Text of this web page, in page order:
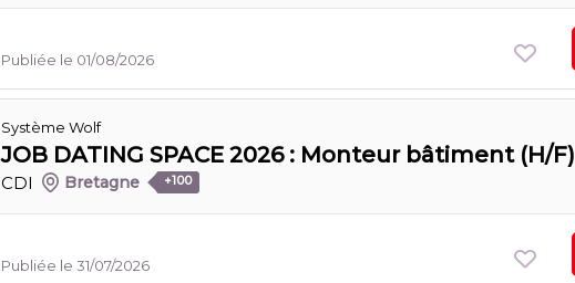
Publiée le 01/08/2026
Système Wolf
JOB DATING SPACE 2026 : Monteur bâtiment (H/F)
CDI Bretagne +100
Publiée le 31/07/2026